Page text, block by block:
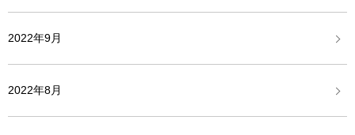
2022年9月
2022年8月